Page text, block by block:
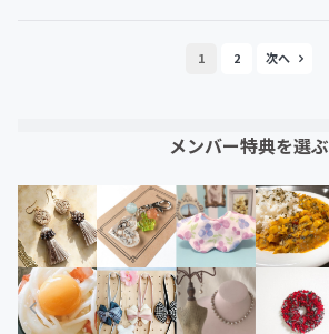
1 2
メンバー特典を選ぶ